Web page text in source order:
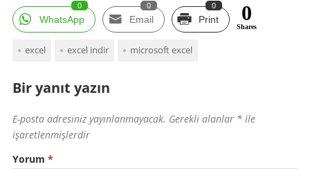
WhatsApp
0
Email
0
Print
0 0
Shares
excel excel indir microsoft excel
Bir yanıt yazın
E-posta adresiniz yayınlanmayacak. Gerekli alanlar *ile
işaretlenmişlerdir
Yorum *